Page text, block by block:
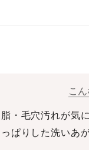
こ
・毛穴汚れが気
ぱりした洗いあ